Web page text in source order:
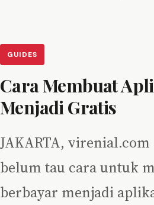
GUIDES
Cara Membuat
Menjadi Gratis
JAKARTA, virenial.com
belum tau cara untuk
berbayar menjadi